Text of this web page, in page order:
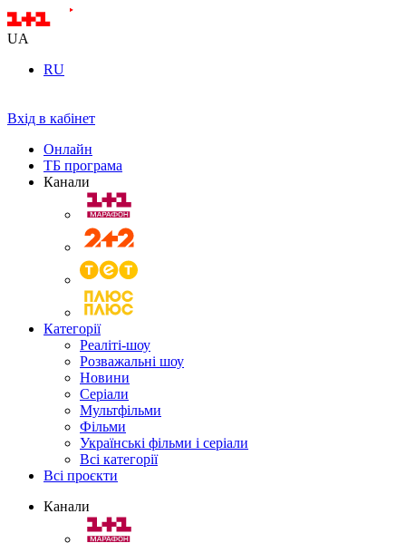
UA
RU
Вхід в кабінет
Онлайн
ТБ програма
Канали
Категорії
Реаліті-шоу
Розважальні шоу
Новини
Серіали
Мультфільми
Фільми
Українські фільми і серіали
Всі категорії
Всі проєкти
Канали